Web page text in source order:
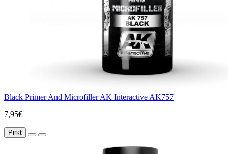
Black Primer And Microfiller AK Interactive AK757
7,95€
Pirkt